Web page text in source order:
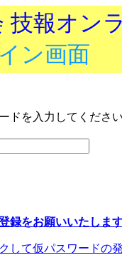
技報オン
ン画面
ドを入力してください
録をお願いいたしま
して仮パスワードの